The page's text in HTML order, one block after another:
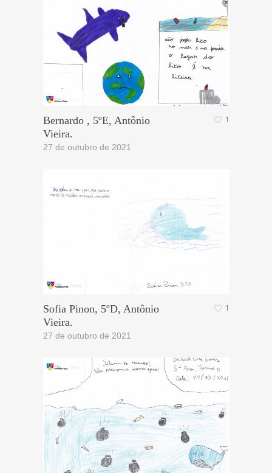
Bernardo , 5ºE, Antônio
Vieira.
27 de outubro de 2021
1
Sofia Pinon, 5ºD, Antônio
Vieira.
27 de outubro de 2021
1